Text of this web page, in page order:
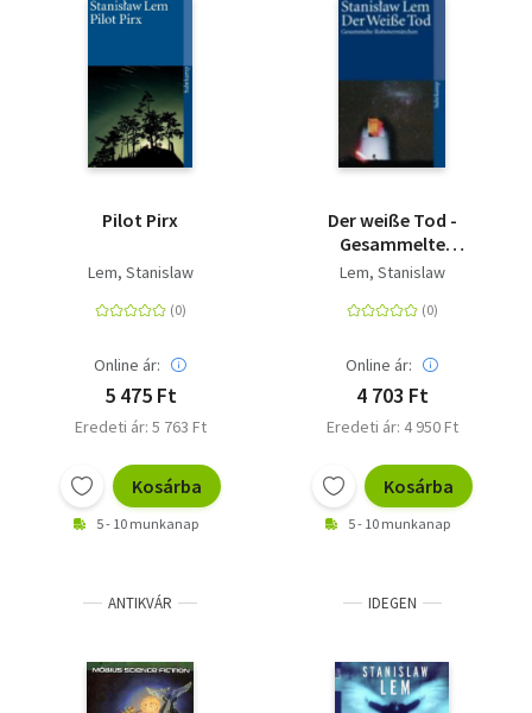
Pilot Pirx
Lem, Stanislaw
Online ár:
5 475 Ft
Eredeti ár: 5 763 Ft
Kosárba
5 - 10 munkanap
Der weiße Tod -
Gesammelte
Robotermärchen
Lem, Stanislaw
Online ár:
4 703 Ft
Eredeti ár: 4 950 Ft
Kosárba
5 - 10 munkanap
ANTIKVÁR IDEGEN